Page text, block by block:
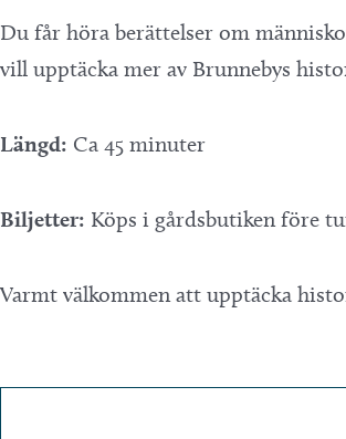
Du får höra berättelser om
vill upptäcka mer av Brunnebys
Längd: Ca 45 minuter
Biljetter: Köps i gårdsbutiken före
Varmt välkommen att upptäcka